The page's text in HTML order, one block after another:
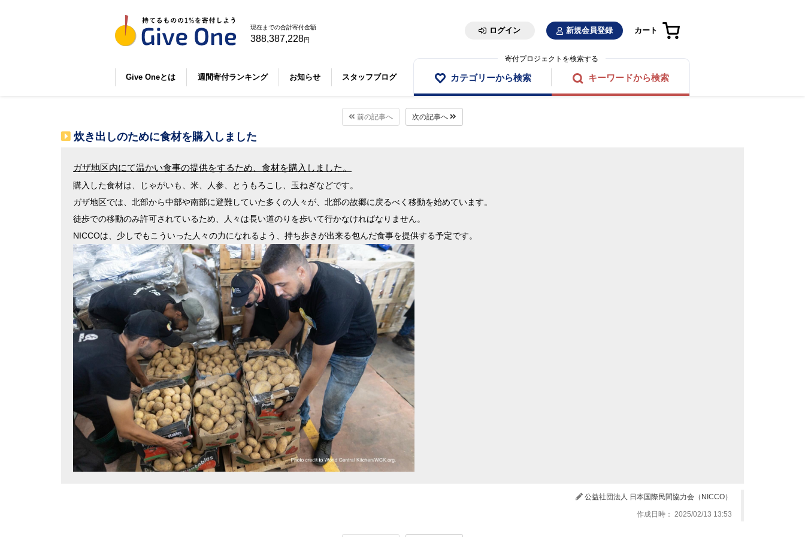
現在までの合計寄付金額
388,387,228円
ログイン 新規会員登録 カート
Give Oneとは 週間寄付ランキング お知らせ スタッフブログ
寄付プロジェクトを検索する
カテゴリーから検索 キーワードから検索
前の記事へ 次の記事へ
炊き出しのために食材を購入しました
ガザ地区内にて温かい食事の提供をするため、食材を購入しました。
購入した食材は、じゃがいも、米、人参、とうもろこし、玉ねぎなどです。
ガザ地区では、北部から中部や南部に避難していた多くの人々が、北部の故郷に戻るべく移動を始めています。
徒歩での移動のみ許可されているため、人々は長い道のりを歩いて行かなければなりません。
NICCOは、少しでもこういった人々の力になれるよう、持ち歩きが出来る包んだ食事を提供する予定です。
公益社団法人 日本国際民間協力会（NICCO）
作成日時： 2025/02/13 13:53